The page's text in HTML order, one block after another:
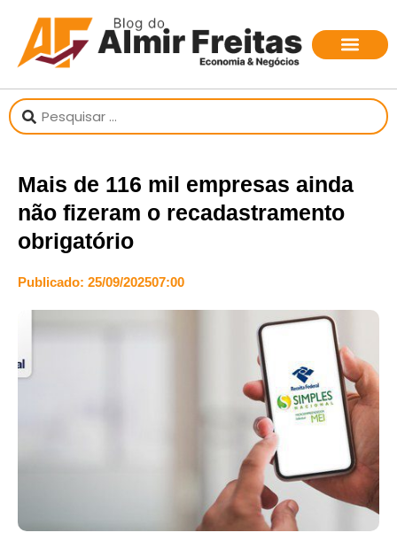
Mais de 116 mil empresas ainda
não fizeram o recadastramento
obrigatório
Publicado: 25/09/202507:00